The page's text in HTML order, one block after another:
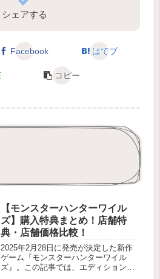
シェアする
Facebook はてブ
コピー
【モンスターハンターワイル
ズ】購入特典まとめ！店舗特
典・店舗価格比較！
2025年2月28日に発売が決定した新作
ゲーム『モンスターハンターワイル
ズ』。この記事では、エディションの